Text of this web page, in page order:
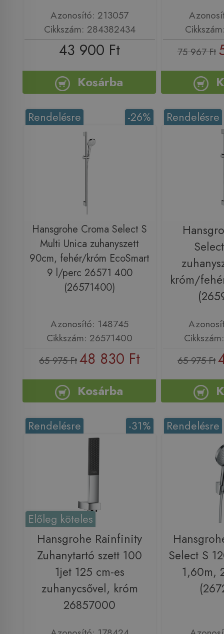
Azonosító: 213057
Cikkszám: 284382434
43 900 Ft
Kosárba
75 967 Ft
-26%
Rendelésre
Hansgrohe Croma Select S
Multi Unica zuhanyszett
90cm, fehér/króm EcoSmart
9 l/perc 26571 400
(26571400)
Azonosító: 148745
Cikkszám: 26571400
65 975 Ft48 830 Ft
Kosárba
Rendelésre
króm/
65 975 Ft
-31%
Rendelésre
Előleg köteles
Hansgrohe Rainfinity
Zuhanytartó szett 100
1jet 125 cm-es
zuhanycsővel, króm
26857000
Rendelésre
Select S
1,60m,